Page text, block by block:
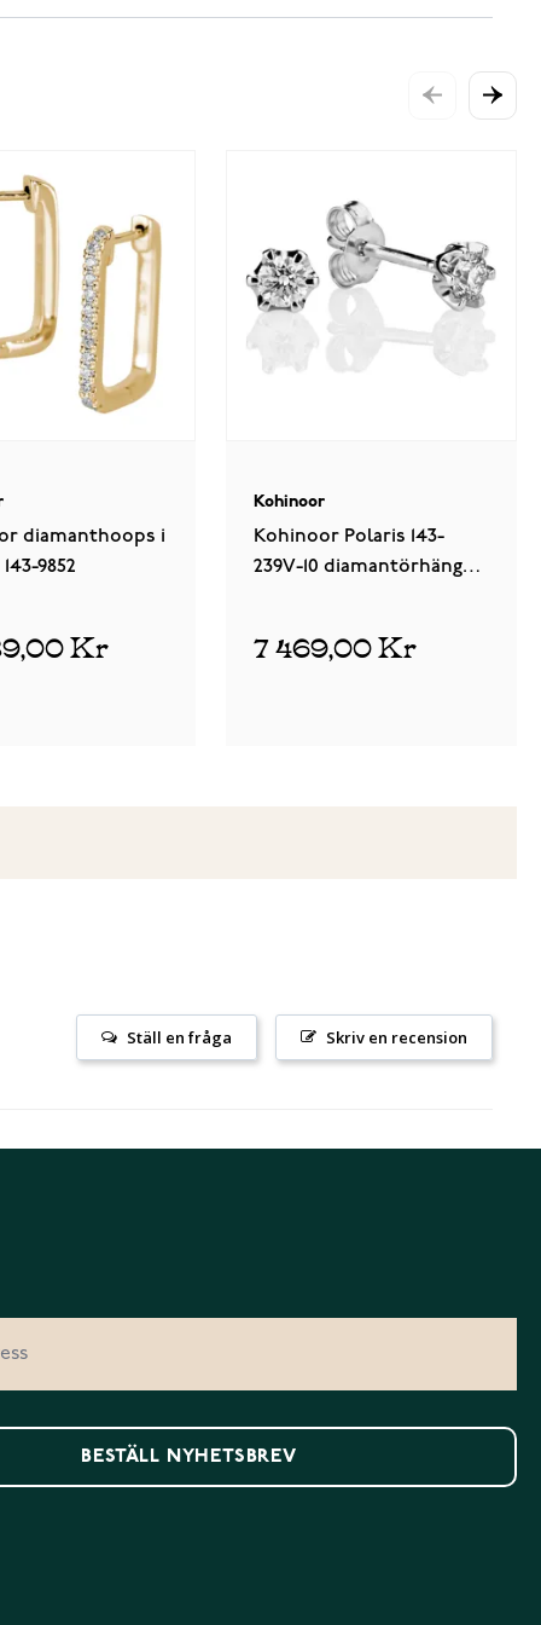
diamanthoops i
9852
Kr
Kohinoor
Kohinoor Polaris 143-
239V-10 diamantörhängen
7 469,00 Kr
Skriv en recension
Ställ en fråga
BESTÄLL NYHETSBREV